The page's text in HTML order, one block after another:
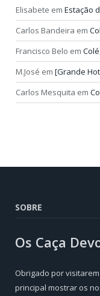
Elisabete em Estação
Carlos Bandeira em
Francisco Belo em
M.José em [Grande
Carlos Mesquita em
SOBRE
Os Caça
Obrigado por
principal mostrar os